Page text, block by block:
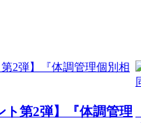
ト第2弾】『体調管理